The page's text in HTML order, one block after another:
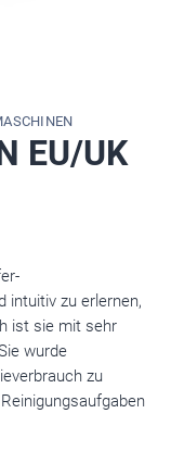
EU/UK
intuitiv zu erlernen,
ist sie mit sehr
wurde
zu